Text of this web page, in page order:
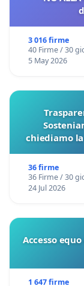
3 016 firme
40 Firme / 30
5 May 2026
chiediamo
36 firme
36 Firme / 30
24 Jul 2026
Accesso
1 647 firme